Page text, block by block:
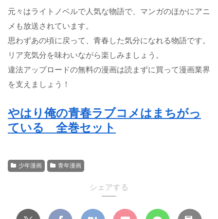
元々はライトノベルで人気な物語で、マンガのほかにアニ
メも放送されています。
思わずあの頃に戻って、青春した気分になれる物語です。
リア充気分を味わいながら楽しみましょう。
違法アップロードの無料の漫画は読まずに買って漫画業界
を支えましょう！
やはり俺の青春ラブコメはまちがっ
ている 全巻セット
少年漫画 青年漫画
シェアする